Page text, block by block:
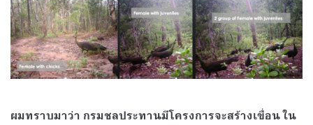
ผมทราบมาว่า กรมชลประทาน​มีโครงการจะสร้างเขื่อน ใน